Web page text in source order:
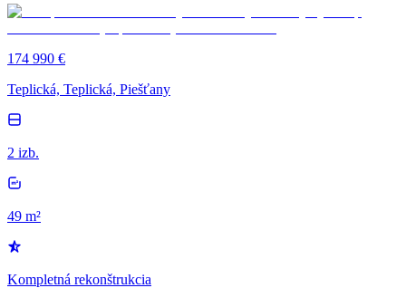
174 990 €
Teplická, Teplická, Piešťany
2 izb.
49 m²
Kompletná rekonštrukcia